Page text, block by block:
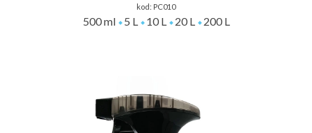
kod: PC010
500 ml 5 L 10 L 20 L 200 L